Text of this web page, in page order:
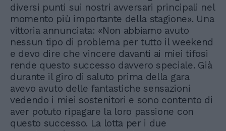
diversi punti sui nostri avversari principali nel
momento più importante della stagione». Una
vittoria annunciata: «Non abbiamo avuto
nessun tipo di problema per tutto il weekend
e devo dire che vincere davanti ai miei tifosi
rende questo successo davvero speciale. Già
durante il giro di saluto prima della gara
avevo avuto delle fantastiche sensazioni
vedendo i miei sostenitori e sono contento di
aver potuto ripagare la loro passione con
questo successo. La lotta per i due